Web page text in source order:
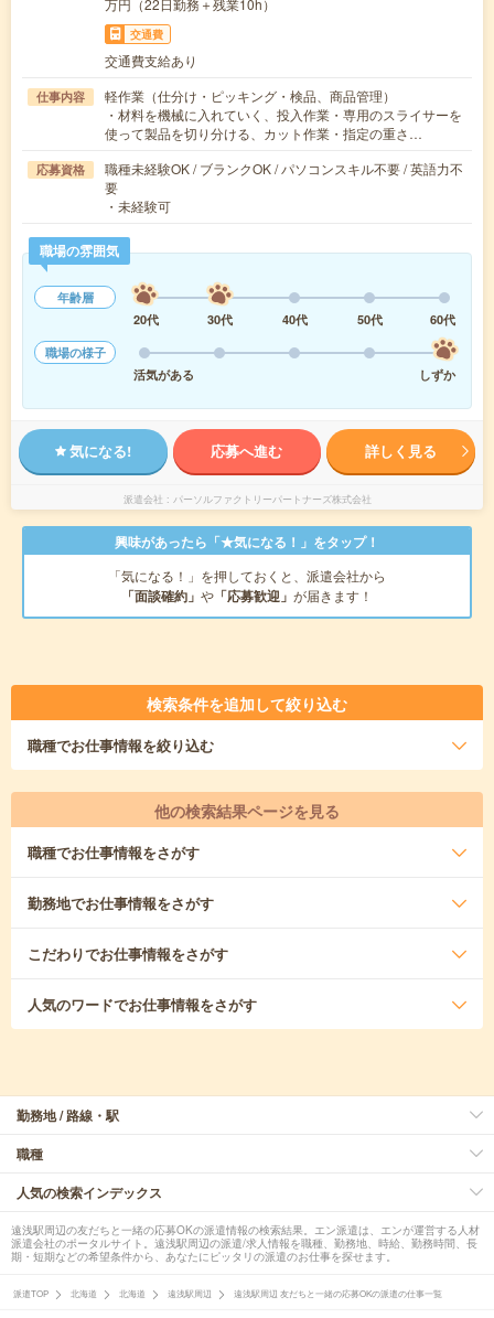
万円（22日勤務＋残業10h）
交通費
交通費支給あり
仕事内容
軽作業（仕分け・ピッキング・検品、商品管理）
・材料を機械に入れていく、投入作業・専用のスライサーを
使って製品を切り分ける、カット作業・指定の重さ…
応募資格
職種未経験OK / ブランクOK / パソコンスキル不要 / 英語力不
要
・未経験可
職場の雰囲気
年齢層
20代
30代 40代 50代
60代
職場の様子
活気がある
しずか
気になる! 応募へ進む 詳しく見る
派遣会社 パーソルファクトリーパートナーズ株式会社
興味があったら「★気になる！」をタップ！
「気になる！」を押しておくと、派遣会社から
「面談確約」 や 「応募歓迎」 が届きます！
検索条件を追加して絞り込む
職種でお仕事情報を絞り込む
他の検索結果ページを見る
職種でお仕事情報をさがす
勤務地でお仕事情報をさがす
こだわりでお仕事情報をさがす
人気のワードでお仕事情報をさがす
勤務地 / 路線・駅
職種
人気の検索インデックス
遠浅駅周辺の友だちと一緒の応募OKの派遣情報の検索結果。エン派遣は、エンが運営する人材
派遣会社のポータルサイト。遠浅駅周辺の派遣/求人情報を職種、勤務地、時給、勤務時間、長
期・短期などの希望条件から、あなたにピッタリの派遣のお仕事を探せます。
派遣TOP 北海道 北海道 遠浅駅周辺 遠浅駅周辺 友だちと一緒の応募OKの派遣の仕事一覧